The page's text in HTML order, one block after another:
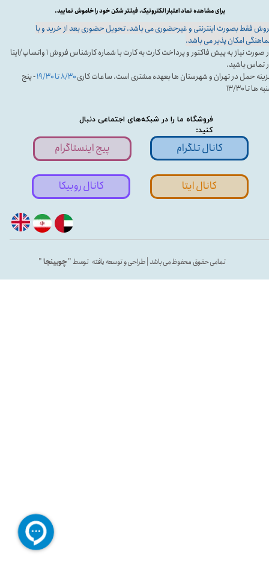
فروشگاه ما را در شبکه‌های اجتماعی دنبال
کنید:
تمامی حقوق محفوظ می باشد | طراحی و توسعه یافته توسط "چوبینجا"
فقط بصورت اینترنتی و غیرحضوری می باشد. تحویل حضوری بعد از خرید و با
امکان پذیر می باشد.
در صورت نیاز به پیش فاکتور و پرداخت کارت به کارت با شماره کارشناس فروش ۱ واتساپ/ایتا
تماس باشید.
حمل در تهران و شهرستان ها بعهده مشتری است. ساعات کاری۸/۳۰ تا ۱۹/۳۰
- پنج
ها تا ۱۳/۳۰
برای مشاهده نماد اعتبار الکترونیک، فیلتر شکن خود را خاموش نمایید.
پیج اینستاگرام کانال تلگرام
کانال ایتا کانال روبیکا